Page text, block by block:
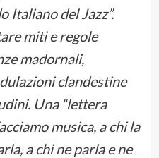
Italiano del Jazz”.
miti e regole
madornali,
clandestine
Una “lettera
musica, a chi la
a chi ne parla e ne